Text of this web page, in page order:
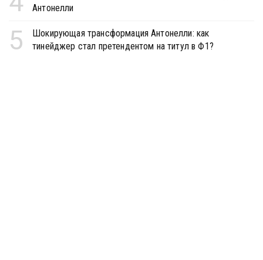
Антонелли
5
Шокирующая трансформация Антонелли: как
тинейджер стал претендентом на титул в Ф1?